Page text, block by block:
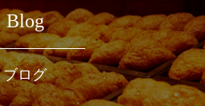
Blog
ブログ